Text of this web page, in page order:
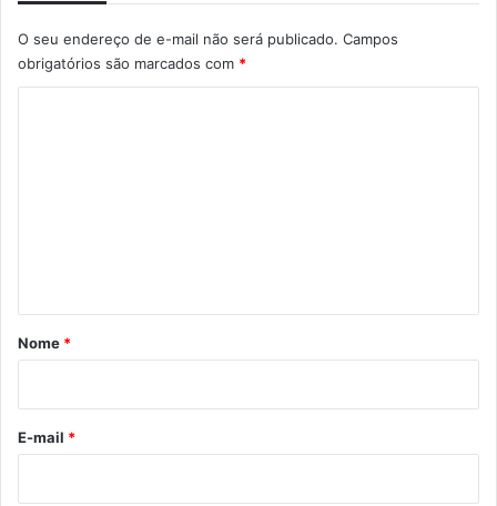
O seu endereço de e-mail não será publicado. Campos
obrigatórios são marcados com *
r
*
Nome *
E-mail *